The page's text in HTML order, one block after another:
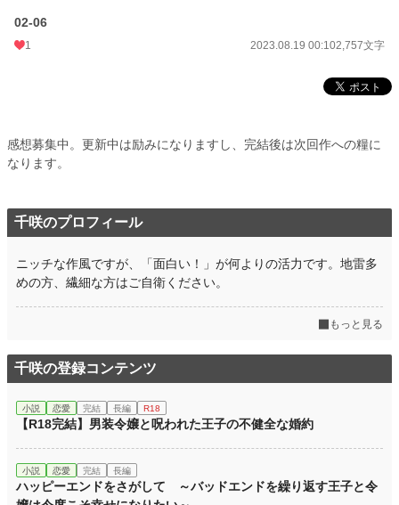
02-06
1 2023.08.19 00:102,757文字
感想募集中。更新中は励みになりますし、完結後は次回作への糧に
なります。
千咲のプロフィール
ニッチな作風ですが、「面白い！」が何よりの活力です。地雷多
めの方、繊細な方はご自衛ください。
もっと見る
千咲の登録コンテンツ
小説 恋愛 完結 長編 R18
【R18完結】男装令嬢と呪われた王子の不健全な婚約
小説 恋愛 完結 長編
ハッピーエンドをさがして ～バッドエンドを繰り返す王子と令